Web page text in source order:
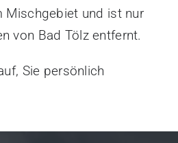
Mischgebiet und ist nur
von Bad Tölz entfernt.
Sie persönlich